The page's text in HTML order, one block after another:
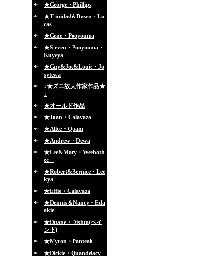
★George・Phillips
★Trinidad&Dawn・Lu
cas
★Gene・Pooyouma
★Steven・Pooyouma・
Kuyvya
★Guy&Joe&Louie・Jo
sytewa
↓★ズニ故人作家作品★
↓
★オールド作品
★Juan・Calavaza
★Alice・Quam
★Andrew・Dewa
★Lee&Mary・Weeboth
ee
★Robert&Bernice・Lee
kya
★Effie・Calavaza
★Dennis＆Nancy・Eda
akie
★Duane・Dishta(ペイ
ント)
★Myron・Panteah
★Dickie・Quandelacy